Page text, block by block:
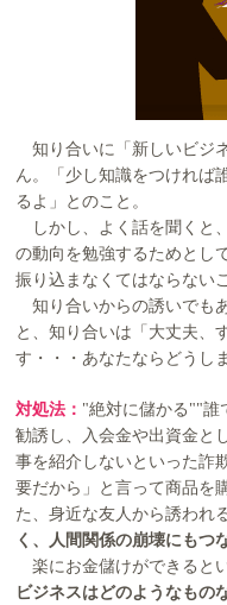
知り合いに「新しいビジ
ん。「少し知識をつければ
るよ」とのこと。
しかし、よく話を聞くと
の動向を勉強するためとし
振り込まなくてはならない
知り合いからの誘いでも
と、知り合いは「大丈夫、
す・・・あなたならどうし
対処法： "絶対に儲かる""誰
勧誘し、入会金や出資金と
事を紹介しないといった詐
要だから」と言って商品を
た、身近な友人から誘われ
く、人間関係の崩壊にもつ
楽にお金儲けができると
ビジネスはどのようなもの